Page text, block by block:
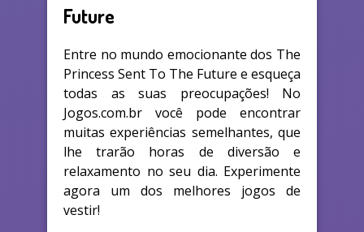
Future
Entre no mundo emocionante dos The
Princess Sent To The Future e esqueça
todas as suas preocupações! No
Jogos.com.br você pode encontrar
muitas experiências semelhantes, que
lhe trarão horas de diversão e
relaxamento no seu dia. Experimente
agora um dos melhores jogos de
vestir!